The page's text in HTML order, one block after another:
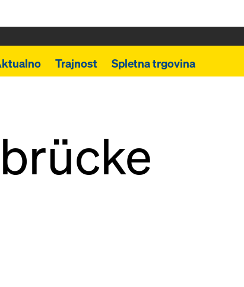
Trajnost Spletna trgovina